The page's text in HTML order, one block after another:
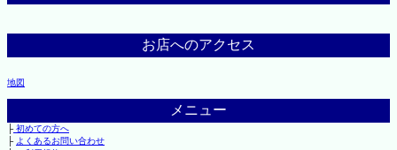
お店へのアクセス
地図
メニュー
├初めての方へ
├ よくあるお問い合わせ